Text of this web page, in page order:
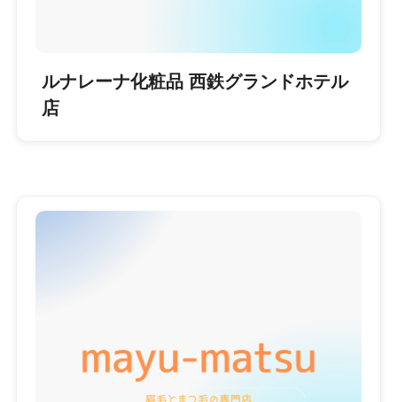
ルナレーナ化粧品 西鉄グランドホテル
店